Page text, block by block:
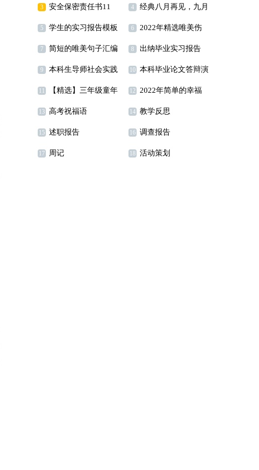
锦集五篇
3 安全保密责任书11
篇
4 经典八月再见，九月
你好个性说说座右铭汇
总（通用50句）
5 学生的实习报告模板
汇编六篇
6 2022年精选唯美伤
感句子锦集99条
7 简短的唯美句子汇编
100句
8 出纳毕业实习报告
9 本科生导师社会实践
报告
10 本科毕业论文答辩演
讲稿
11 【精选】三年级童年
作文四篇
12 2022年简单的幸福
唯美句子汇编36条
13 高考祝福语 14 教学反思
15 述职报告 16 调查报告
17 周记 18 活动策划